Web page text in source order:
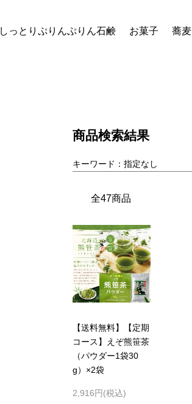
しっとりぷりんぷりん石鹸 お菓子 蕎麦
商品検索結果
キーワード：指定なし
全47商品
【送料無料】【定期
コース】えぞ熊笹茶
（パウダー1袋30
g）×2袋
2,916円(税込)